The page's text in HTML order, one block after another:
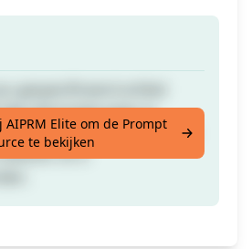
informatie weer in
het hoofdtrefwoord voor
woord- of 3-
Elite om de Prompt
te bekijken